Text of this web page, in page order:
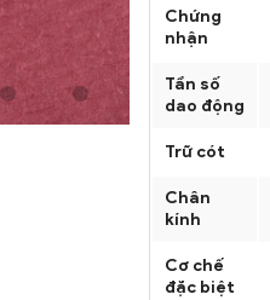
Chứng
nhận
Tần số
dao động
Trữ cót
Chân
kính
Cơ chế
đặc biệt